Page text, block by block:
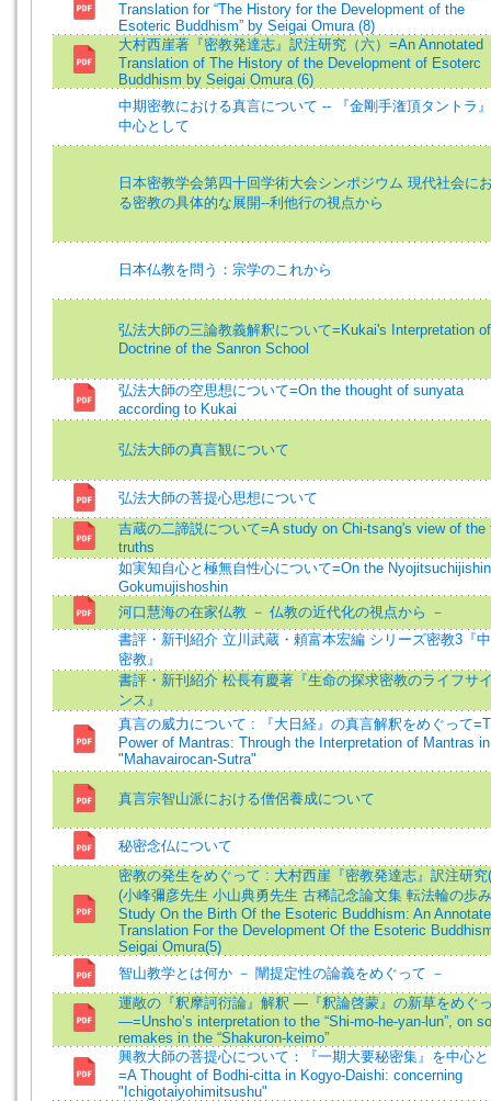
Translation for “The History for the Development of the
Esoteric Buddhism” by Seigai Omura (8)
大村西崖著『密教発達志』訳注研究（六）=An Annotated
Translation of The History of the Development of Esoterc
Buddhism by Seigai Omura (6)
中期密教における真言について -- 『金剛手潅頂タントラ
中心として
日本密教学会第四十回学術大会シンポジウム 現代社会に
る密教の具体的な展開--利他行の視点から
日本仏教を問う：宗学のこれから
弘法大師の三論教義解釈について=Kukai's Interpretation
Doctrine of the Sanron School
弘法大師の空思想について=On the thought of sunyata
according to Kukai
弘法大師の真言観について
弘法大師の菩提心思想について
吉蔵の二諦説について=A study on Chi-tsang's view of the
truths
如実知自心と極無自性心について=On the
Gokumujishoshin
河口慧海の在家仏教 － 仏教の近代化の視点から －
書評・新刊紹介 立川武蔵・頼富本宏編 シリーズ密教3『
密教』
書評・新刊紹介 松長有慶著『生命の探求密教のライフサ
ンス』
真言の威力について : 『大日経』の真言解釈をめぐって
Power of Mantras: Through the Interpretation of Mantras
"Mahavairocan-Sutra"
真言宗智山派における僧侶養成について
秘密念仏について
密教の発生をめぐって : 大村西崖『密教発達志』訳注研究
(小峰彌彦先生 小山典勇先生 古稀記念論文集 転法輪の歩
Study On the Birth Of the Esoteric Buddhism: An
Translation For the Development Of the Esoteric
Seigai Omura(5)
智山教学とは何か － 闡提定性の論義をめぐって －
運敞の『釈摩訶衍論』解釈 ―『釈論啓蒙』の新草をめぐ
―=Unsho’s interpretation to the “Shi-mo-he-yan-lun”, on
remakes in the “Shakuron-keimo”
興教大師の菩提心について：『一期大要秘密集』を中心
=A Thought of Bodhi-citta in Kogyo-Daishi: concerning
"Ichigotaiyohimitsushu"